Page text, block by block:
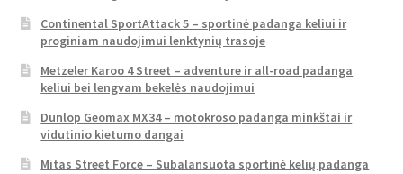
Continental SportAttack 5 – sportinė padanga keliui ir
proginiam naudojimui lenktynių trasoje
Metzeler Karoo 4 Street – adventure ir all-road padanga
keliui bei lengvam bekelės naudojimui
Dunlop Geomax MX34 – motokroso padanga minkštai ir
vidutinio kietumo dangai
Mitas Street Force – Subalansuota sportinė kelių padanga